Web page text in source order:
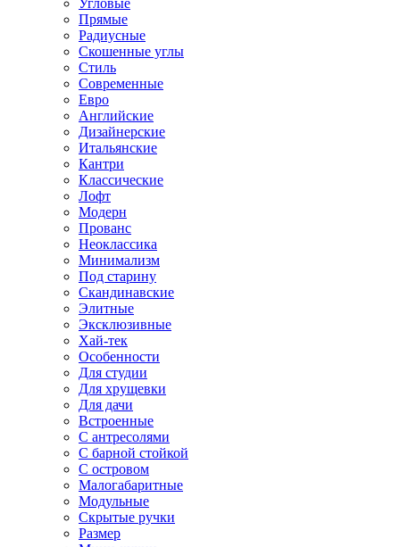
Угловые
Прямые
Радиусные
Скошенные углы
Стиль
Современные
Евро
Английские
Дизайнерские
Итальянские
Кантри
Классические
Лофт
Модерн
Прованс
Неоклассика
Минимализм
Под старину
Скандинавские
Элитные
Эксклюзивные
Хай-тек
Особенности
Для студии
Для хрущевки
Для дачи
Встроенные
С антресолями
С барной стойкой
С островом
Малогабаритные
Модульные
Скрытые ручки
Размер